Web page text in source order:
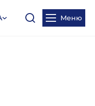
Меню